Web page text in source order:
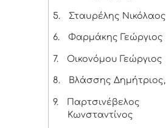
5. Σταυρέλης Νικόλαος
6. Φαρμάκης Γεώργιος
7. Οικονόμου Γεώργιος
8. Βλάσσης Δημήτριος,
9.
Παρτσινέβελος
Κωνσταντίνος